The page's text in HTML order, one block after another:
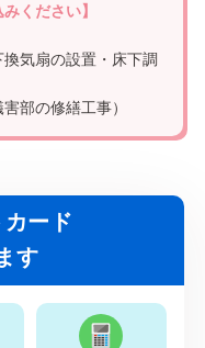
ください】
気扇の設置・床下調
部の修繕工事）
ード
す